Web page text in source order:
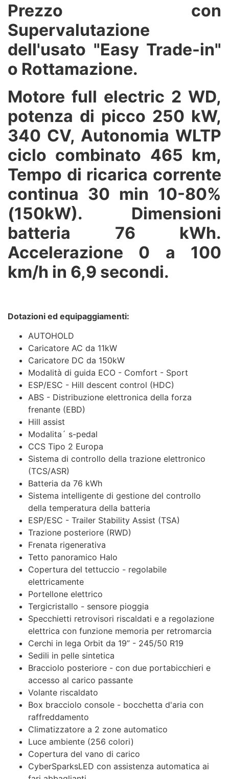
Prezzo con
Supervalutazione
dell'usato "Easy Trade-in"
o Rottamazione.
Motore full electric 2 WD,
potenza di picco 250 kW,
340 CV, Autonomia WLTP
ciclo combinato 465 km,
Tempo di ricarica corrente
continua 30 min 10-80%
(150kW). Dimensioni
batteria 76 kWh.
Accelerazione 0 a 100
km/h in 6,9 secondi.
Dotazioni ed equipaggiamenti:
AUTOHOLD
Caricatore AC da 11kW
Caricatore DC da 150kW
Modalità di guida ECO - Comfort - Sport
ESP/ESC - Hill descent control (HDC)
ABS - Distribuzione elettronica della forza
frenante (EBD)
Hill assist
Modalita´ s-pedal
CCS Tipo 2 Europa
Sistema di controllo della trazione elettronico
(TCS/ASR)
Batteria da 76 kWh
Sistema intelligente di gestione del controllo
della temperatura della batteria
ESP/ESC - Trailer Stability Assist (TSA)
Trazione posteriore (RWD)
Frenata rigenerativa
Tetto panoramico Halo
Copertura del tettuccio - regolabile
elettricamente
Portellone elettrico
Tergicristallo - sensore pioggia
Specchietti retrovisori riscaldati e a regolazione
elettrica con funzione memoria per retromarcia
Cerchi in lega Orbit da 19” - 245/50 R19
Sedili in pelle sintetica
Bracciolo posteriore - con due portabicchieri e
accesso al carico passante
Volante riscaldato
Box bracciolo console - bocchetta d'aria con
raffreddamento
Climatizzatore a 2 zone automatico
Luce ambiente (256 colori)
Copertura del vano di carico
CyberSparksLED con assistenza automatica ai